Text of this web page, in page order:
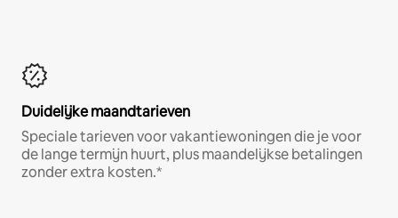
Duidelijke maandtarieven
Speciale tarieven voor vakantiewoningen die je voor
de lange termijn huurt, plus maandelijkse betalingen
zonder extra kosten.*